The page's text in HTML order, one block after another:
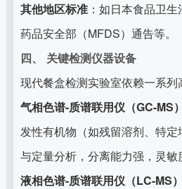
其他地区标准：如日本食品卫
药品安全部（MFDS）通告等。
四、 关键检测仪器设备
现代餐盒检测实验室依赖一系列
气相色谱-质谱联用仪（GC-MS）
发性有机物（如残留溶剂、特
与定量分析，分离能力强，灵敏
液相色谱-质谱联用仪（LC-MS）